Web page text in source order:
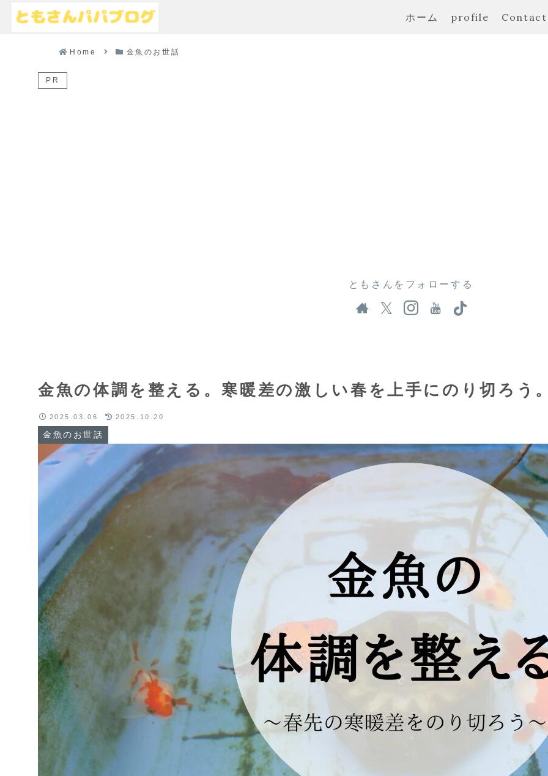
ホーム profile Contact
Home 金魚のお世話
PR
金魚の体調を整える。寒暖差の激しい春を上手にのり切ろう
金魚のお世話
2025.03.06 2025.10.20
ともさんをフォローする